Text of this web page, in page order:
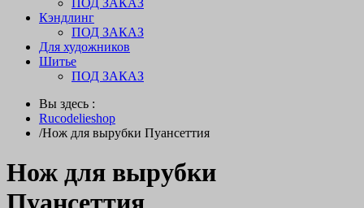
ПОД ЗАКАЗ
Кэндлинг
ПОД ЗАКАЗ
Для художников
Шитье
ПОД ЗАКАЗ
Вы здесь :
Rucodelieshop
/Нож для вырубки Пуансеттия
Нож для вырубки